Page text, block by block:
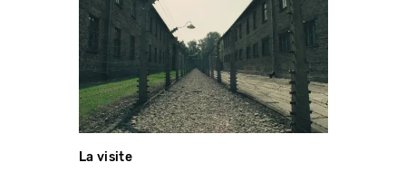
La visite